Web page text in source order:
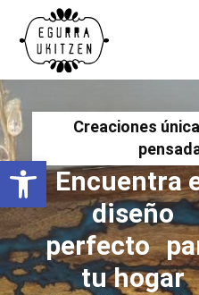
Creaciones
Encuentra
diseño
perfecto
tu hogar
Abrir barra de herramientas